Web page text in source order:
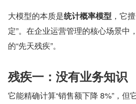
大模型的本质是统计概率模型 ，它
定”。在企业运营管理的核心场景中
的“先天残疾”。
残疾一：没有业务知识
它能精确计算“销售额下降 8%”，